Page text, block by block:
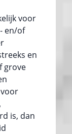
voor
en/of
en
grove
is, dan